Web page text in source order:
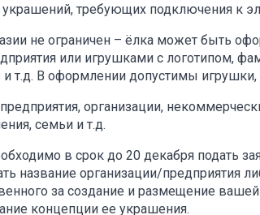
украшений, требующих подключения к
не ограничен – ёлка может быть
или игрушками с логотипом,
и т.д. В оформлении допустимы
организации,
семьи и т.д.
в срок до 20 декабря подать
название организации/предприятия
за создание и размещение
концепции ее украшения.